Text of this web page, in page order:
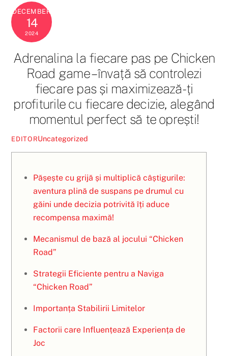
DECEMBER
14
2024
Adrenalina la fiecare pas pe Chicken
Road game – învață să controlezi
fiecare pas și maximizează-ți
profiturile cu fiecare decizie, alegând
momentul perfect să te oprești!
EDITORUncategorized
Pășește cu grijă și multiplică câștigurile:
aventura plină de suspans pe drumul cu
găini unde decizia potrivită îți aduce
recompensa maximă!
Mecanismul de bază al jocului “Chicken
Road”
Strategii Eficiente pentru a Naviga
“Chicken Road”
Importanța Stabilirii Limitelor
Factorii care Influențează Experiența de
Joc